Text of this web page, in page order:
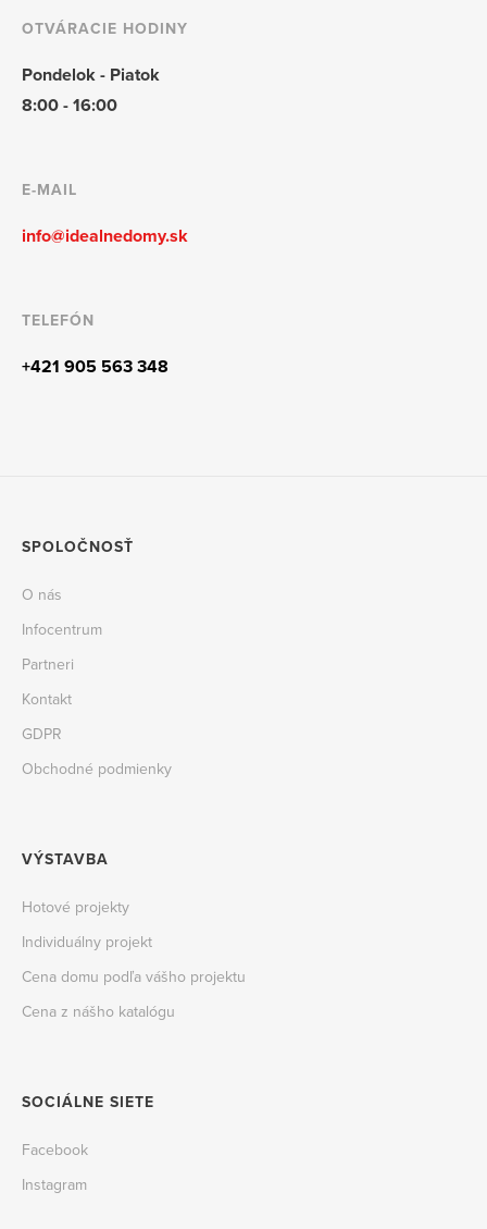
OTVÁRACIE HODINY
Pondelok - Piatok
8:00 - 16:00
E-MAIL
info@idealnedomy.sk
TELEFÓN
+421 905 563 348
SPOLOČNOSŤ
O nás
Infocentrum
Partneri
Kontakt
GDPR
Obchodné podmienky
VÝSTAVBA
Hotové projekty
Individuálny projekt
Cena domu podľa vášho projektu
Cena z nášho katalógu
SOCIÁLNE SIETE
Facebook
Instagram